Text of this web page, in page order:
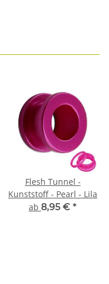
Flesh Tunnel -
Kunststoff - Pearl - Lila
ab 8,95 € *